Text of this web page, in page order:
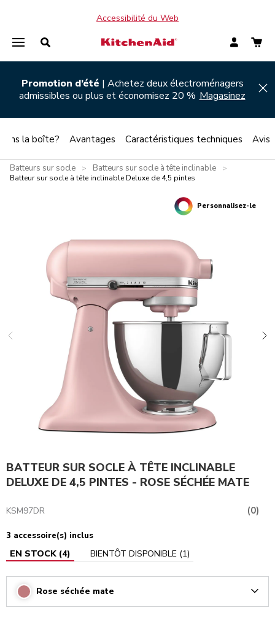
Accessibilité du Web
Promotion d’été | Achetez deux électroménagers
admissibles ou plus et économisez 20 % Magasinez
Batteurs sur socle > Batteurs sur socle à tête inclinable
>
Batteur sur socle à tête inclinable Deluxe de 4,5 pintes
Personnalisez-le
BATTEUR SUR SOCLE À TÊTE INCLINABLE
DELUXE DE 4,5 PINTES - ROSE SÉCHÉE MATE
KSM97DR (0)
3 accessoire(s) inclus
EN STOCK (4) BIENTÔT DISPONIBLE (1)
Rose séchée mate
la boîte? Avantages Caractéristiques techniques Avis